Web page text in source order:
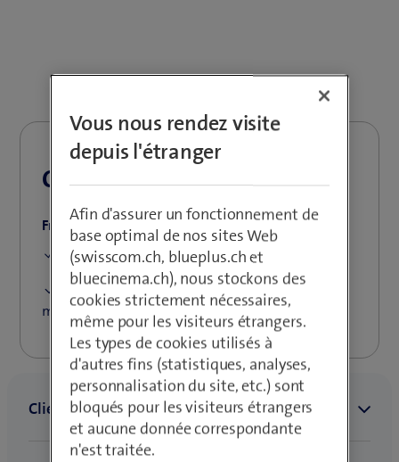
CMP LPN Individual
Frais​​ de Traffic & LoRaWAN Gateway
Sur demande
​Passerelles disponibles pour les déploiements
mondiaux
Vous nous rendez visite
depuis l'étranger
Afin d'assurer un fonctionnement de
base optimal de nos sites Web
(swisscom.ch, blueplus.ch et
bluecinema.ch), nous stockons des
cookies strictement nécessaires,
même pour les visiteurs étrangers.
Les types de cookies utilisés à
d'autres fins (statistiques, analyses,
personnalisation du site, etc.) sont
bloqués pour les visiteurs étrangers
et aucune donnée correspondante
n'est traitée.